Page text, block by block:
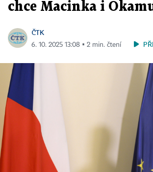
chce Macinka i
ČTK
6. 10. 2025 13:08 ▪ 2 min. čtení